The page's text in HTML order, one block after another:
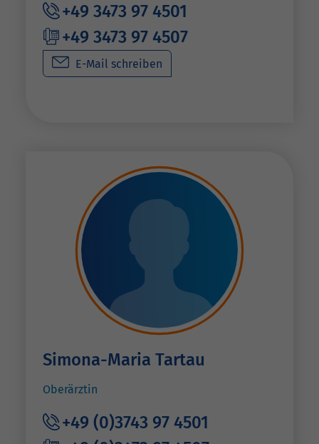
+49 3473 97 4501
+49 3473 97 4507
E-Mail schreiben
Simona-Maria Tartau
Oberärztin
+49 (0)3743 97 4501